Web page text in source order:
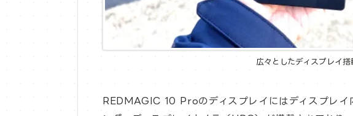
広々としたディスプレイ搭
REDMAGIC 10 Proのディスプレイにはディスプレイ